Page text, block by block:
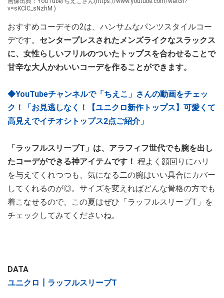
v=sKClC_sNzhM )
おすすめコーデその2は、ハンサムなパンツスタイルコー
デです。 センタープレスされたメンズライクなスラックス
に、女性らしいフリルのついたトップスを合わせることで
甘辛な大人かわいいコーデを作ることができます。
◆YouTubeチャンネルで「ちえこ」さんの動画をチェッ
ク！「お見逃しなく！【ユニクロ新作トップス】可愛くて
高見えでイチオシトップス2点ご紹介」
「ラッフルスリーブT」は、アラフィフ世代でも腕を出し
たコーデができる神アイテムです！ 程よく顔回りにハリ
を与えてくれつつも、気になる二の腕はいい具合にカバー
してくれるのが◎。サイズを変えればどんな骨格の方でも
着こなせるので、この夏はぜひ「ラッフルスリーブT」を
チェックしてみてくださいね。
DATA
ユニクロ┃ラッフルスリーブT